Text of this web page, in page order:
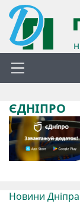
ЄДНІПРО
Новини Дніпра